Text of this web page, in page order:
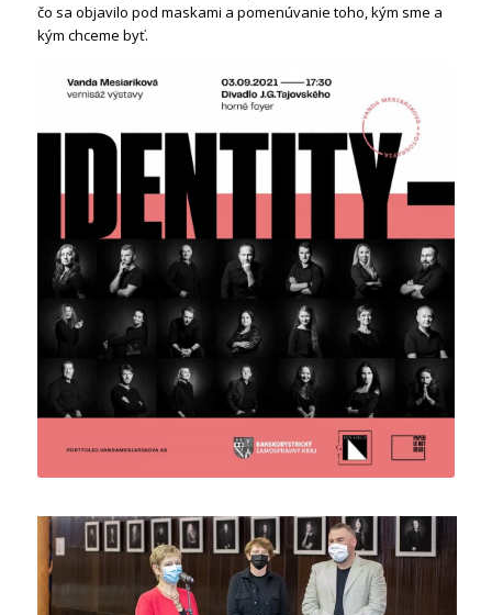
čo sa objavilo pod maskami a pomenúvanie toho, kým sme a
kým chceme byť.